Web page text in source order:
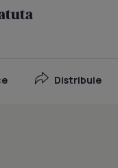
Distribuie